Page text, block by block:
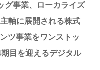
グ事業、ローカライズ
軸に展開される株式
ツ事業をワンストッ
目を迎えるデジタル